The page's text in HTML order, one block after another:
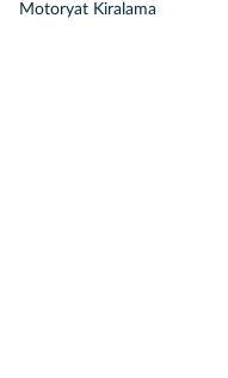
Motoryat Kiralama